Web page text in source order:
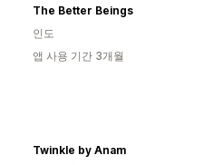
The Better Beings
인도
앱 사용 기간 3개월
Twinkle by Anam